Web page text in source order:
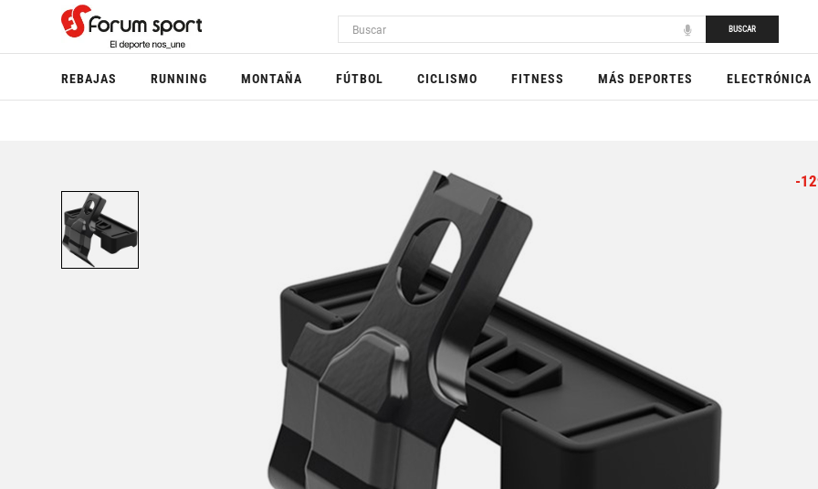
BUSCAR
REBAJAS RUNNING MONTAÑA FÚTBOL CICLISMO FITNESS MÁS DEPORTES ELECTRÓNICA
-12